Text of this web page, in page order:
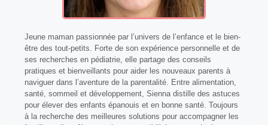
Jeune maman passionnée par l’univers de l’enfance et le bien-
être des tout-petits. Forte de son expérience personnelle et de
ses recherches en pédiatrie, elle partage des conseils
pratiques et bienveillants pour aider les nouveaux parents à
naviguer dans l’aventure de la parentalité. Entre alimentation,
santé, sommeil et développement, Sienna distille des astuces
pour élever des enfants épanouis et en bonne santé. Toujours
à la recherche des meilleures solutions pour accompagner les